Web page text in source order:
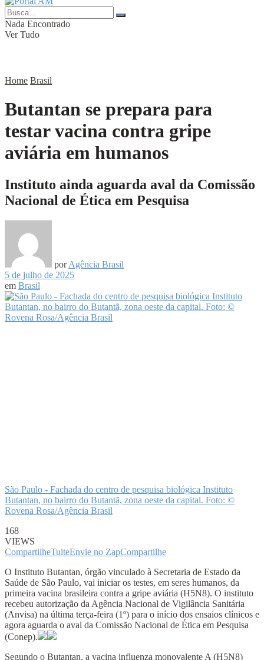
Nada Encontrado
Ver Tudo
Home Brasil
Butantan se prepara para
testar vacina contra gripe
aviária em humanos
Instituto ainda aguarda aval da Comissão
Nacional de Ética em Pesquisa
por Agência Brasil
5 de julho de 2025
em Brasil
São Paulo - Fachada do centro de pesquisa biológica Instituto
Butantan, no bairro do Butantã, zona oeste da capital. Foto: ©
Rovena Rosa/Agência Brasil
168
VIEWS
CompartilheTuiteEnvie no ZapCompartilhe
O Instituto Butantan, órgão vinculado à Secretaria de Estado da
Saúde de São Paulo, vai iniciar os testes, em seres humanos, da
primeira vacina brasileira contra a gripe aviária (H5N8). O instituto
recebeu autorização da Agência Nacional de Vigilância Sanitária
(Anvisa) na última terça-feira (1º) para o início dos ensaios clínicos e
agora aguarda o aval da Comissão Nacional de Ética em Pesquisa
(Conep).
Segundo o Butantan, a vacina influenza monovalente A (H5N8)